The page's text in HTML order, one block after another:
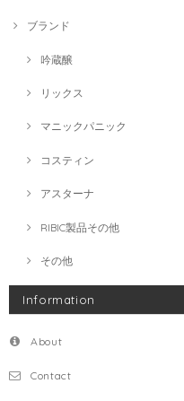
ブランド
吟蔵醸
リックス
マニックパニック
コスティン
アスターナ
RIBIC製品その他
その他
Information
About
Contact